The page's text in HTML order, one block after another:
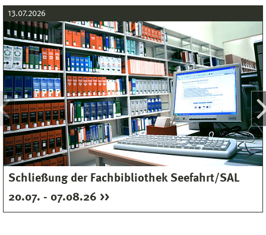
13.07.2026
Schließung der Fachbibliothek Seefahrt/SAL
20.07. - 07.08.26